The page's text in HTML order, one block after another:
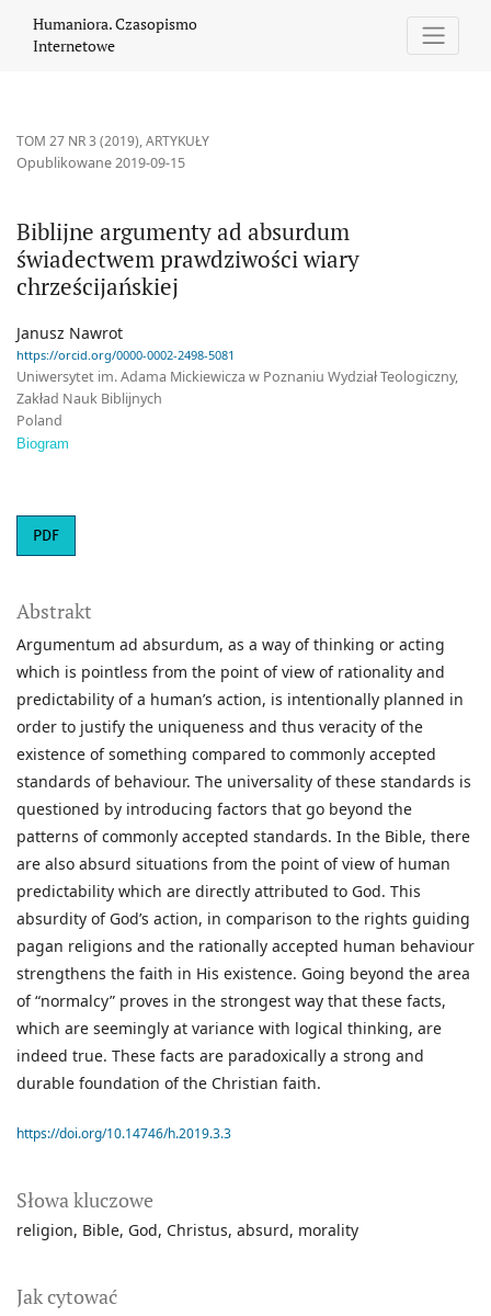
Humaniora. Czasopismo
Internetowe
TOM 27 NR 3 (2019),ARTYKUŁY
Biblijne argumenty ad absurdum
świadectwem prawdziwości wiary
chrześcijańskiej
Opublikowane 2019-09-15
Janusz Nawrot
https://orcid.org/0000-0002-2498-5081
Uniwersytet im. Adama Mickiewicza w Poznaniu Wydział Teologiczny,
Zakład Nauk Biblijnych
Poland
Biogram
PDF
Słowa kluczowe
religion Bible God Christus absurd morality
Jak cytować
Abstrakt
Argumentum ad absurdum, as a way of thinking or acting
which is pointless from the point of view of rationality and
predictability of a human’s action, is intentionally planned in
order to justify the uniqueness and thus veracity of the
existence of something compared to commonly accepted
standards of behaviour. The universality of these standards is
questioned by introducing factors that go beyond the
patterns of commonly accepted standards. In the Bible, there
are also absurd situations from the point of view of human
predictability which are directly attributed to God. This
absurdity of God’s action, in comparison to the rights guiding
pagan religions and the rationally accepted human behaviour
strengthens the faith in His existence. Going beyond the area
of “normalcy” proves in the strongest way that these facts,
which are seemingly at variance with logical thinking, are
indeed true. These facts are paradoxically a strong and
durable foundation of the Christian faith.
https://doi.org/10.14746/h.2019.3.3